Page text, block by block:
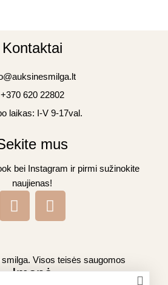
Kontaktai
+370 620 22802
laikas: I-V 9-17val.
mus
bei Instagram ir pirmi sužinokite
naujienas!
Visos teisės saugomos
Įmonė